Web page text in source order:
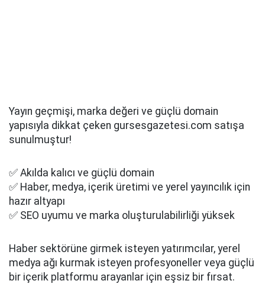
Yayın geçmişi, marka değeri ve güçlü domain
yapısıyla dikkat çeken gursesgazetesi.com satışa
sunulmuştur!
✅ Akılda kalıcı ve güçlü domain
✅ Haber, medya, içerik üretimi ve yerel yayıncılık için
hazır altyapı
✅ SEO uyumu ve marka oluşturulabilirliği yüksek
Haber sektörüne girmek isteyen yatırımcılar, yerel
medya ağı kurmak isteyen profesyoneller veya güçlü
bir içerik platformu arayanlar için eşsiz bir fırsat.